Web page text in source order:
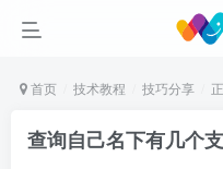
首页 技术教程 技巧分享
查询自己名下有几个